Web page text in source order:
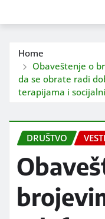
Home
Obaveštenje o
da se obrate radi
terapijama i
DRUŠTVO VESTI